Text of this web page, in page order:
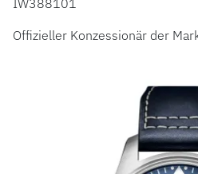
IW388101
Offizieller Konzessionär der